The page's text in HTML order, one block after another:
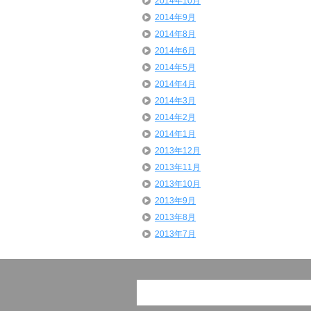
2014年9月
2014年8月
2014年6月
2014年5月
2014年4月
2014年3月
2014年2月
2014年1月
2013年12月
2013年11月
2013年10月
2013年9月
2013年8月
2013年7月